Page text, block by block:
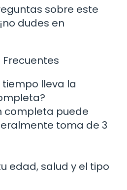
sobre este
dudes en
lleva la
completa puede
toma de 3
edad, salud y el tipo